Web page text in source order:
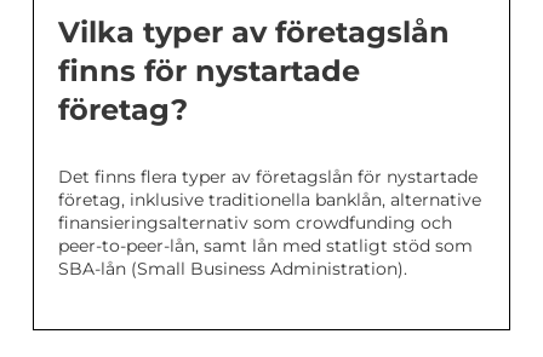
Vilka typer av företagslån
finns för nystartade
företag?
Det finns flera typer av företagslån för nystartade
företag, inklusive traditionella banklån, alternative
finansieringsalternativ som crowdfunding och
peer-to-peer-lån, samt lån med statligt stöd som
SBA-lån (Small Business Administration).